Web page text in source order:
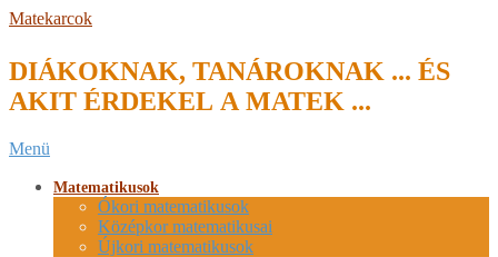
Skip
content
Matekarcok
DIÁKOKNAK, TANÁROKNAK ... ÉS
AKIT ÉRDEKEL A MATEK ...
Secondary
Menu
Menü
Matematikusok
Ókori matematikusok
Középkor matematikusai
Újkori matematikusok